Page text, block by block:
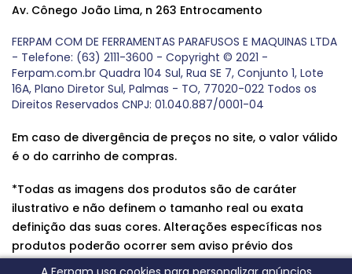
Av. Cônego João Lima, n 263 Entrocamento
FERPAM COM DE FERRAMENTAS PARAFUSOS E MAQUINAS LTDA
- Telefone: (63) 2111-3600 - Copyright © 2021 -
Ferpam.com.br Quadra 104 Sul, Rua SE 7, Conjunto 1, Lote
16A, Plano Diretor Sul, Palmas - TO, 77020-022 Todos os
Direitos Reservados CNPJ: 01.040.887/0001-04
Em caso de divergência de preços no site, o valor válido
é o do carrinho de compras.
*Todas as imagens dos produtos são de caráter
ilustrativo e não definem o tamanho real ou exata
definição das suas cores. Alterações específicas nos
produtos poderão ocorrer sem aviso prévio dos
fornecedores, qualquer dúvida sobre nossos produtos